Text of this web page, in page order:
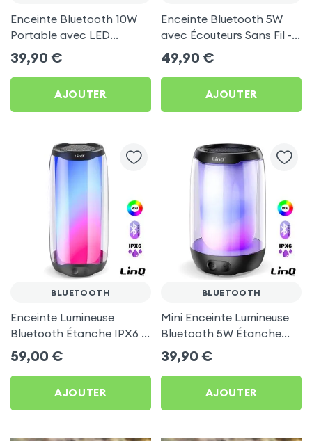
Enceinte Bluetooth 10W
Portable avec LED
Multicolore - Akashi
39,90 €
AJOUTER
Enceinte Bluetooth 5W
avec Écouteurs Sans Fil -
Combo 2 en 1 Akashi
49,90 €
AJOUTER
BLUETOOTH
Enceinte Lumineuse
Bluetooth Étanche IPX6 -
Son stéréo 8W + LED RGB
- LinQ
59,00 €
AJOUTER
BLUETOOTH
Mini Enceinte Lumineuse
Bluetooth 5W Étanche
IPX6 + LED RGB - LinQ
39,90 €
AJOUTER